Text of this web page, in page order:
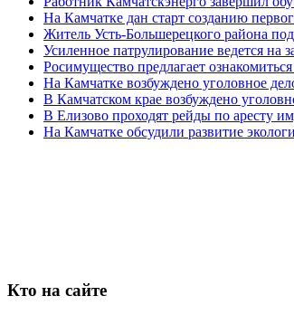
На Камчатке дан старт созданию
Житель Усть-Большерецкого района
Усиленное патрулирование ведется на
Росимущество предлагает
На Камчатке возбуждено уголовное
В Камчатском крае возбуждено
В Елизово проходят рейды по аресту
На Камчатке обсудили развитие
Кто на сайте